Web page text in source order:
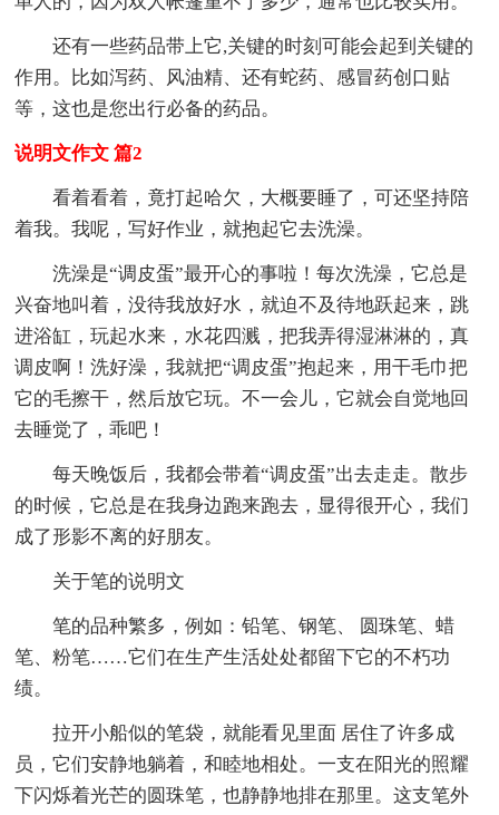
还有一些药品带上它,关键的时刻可能会起到关键的
作用。比如泻药、风油精、还有蛇药、感冒药创口贴
等，这也是您出行必备的药品。
说明文作文 篇2
看着看着，竟打起哈欠，大概要睡了，可还坚持陪
着我。我呢，写好作业，就抱起它去洗澡。
洗澡是“调皮蛋”最开心的事啦！每次洗澡，它总是
兴奋地叫着，没待我放好水，就迫不及待地跃起来，跳
进浴缸，玩起水来，水花四溅，把我弄得湿淋淋的，真
调皮啊！洗好澡，我就把“调皮蛋”抱起来，用干毛巾把
它的毛擦干，然后放它玩。不一会儿，它就会自觉地回
去睡觉了，乖吧！
每天晚饭后，我都会带着“调皮蛋”出去走走。散步
的时候，它总是在我身边跑来跑去，显得很开心，我们
成了形影不离的好朋友。
关于笔的说明文
笔的品种繁多，例如：铅笔、钢笔、 圆珠笔、蜡
笔、粉笔……它们在生产生活处处都留下它的不朽功
绩。
拉开小船似的笔袋，就能看见里面 居住了许多成
员，它们安静地躺着，和睦地相处。一支在阳光的照耀
下闪烁着光芒的圆珠笔，也静静地排在那里。这支笔外